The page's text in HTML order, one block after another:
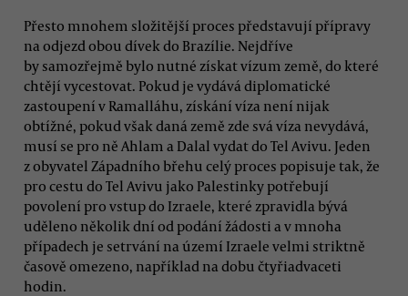
Přesto mnohem složitější proces představují přípravy
na odjezd obou dívek do Brazílie. Nejdříve
by samozřejmě bylo nutné získat vízum země, do které
chtějí vycestovat. Pokud je vydává diplomatické
zastoupení v Ramalláhu, získání víza není nijak
obtížné, pokud však daná země zde svá víza nevydává,
musí se pro ně Ahlam a Dalal vydat do Tel Avivu. Jeden
z obyvatel Západního břehu celý proces popisuje tak, že
pro cestu do Tel Avivu jako Palestinky potřebují
povolení pro vstup do Izraele, které zpravidla bývá
uděleno několik dní od podání žádosti a v mnoha
případech je setrvání na území Izraele velmi striktně
časově omezeno, například na dobu čtyřiadvaceti
hodin.